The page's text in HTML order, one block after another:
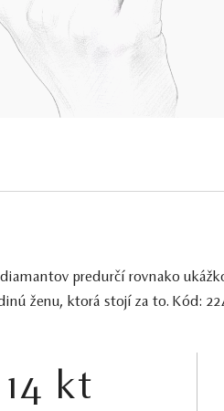
predurčí rovnako
ženu, ktorá stojí za to. Kód:
14 kt